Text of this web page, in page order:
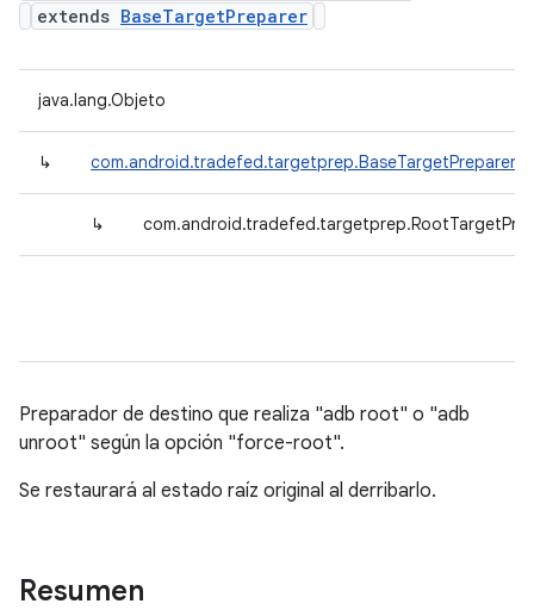
extends BaseTargetPreparer
java.lang.Objeto
↳ com.android.tradefed.targetprep.BaseTargetPreparer
↳
Preparador de destino que realiza "adb root" o "adb
unroot" según la opción "force-root".
Se restaurará al estado raíz original al derribarlo.
Resumen